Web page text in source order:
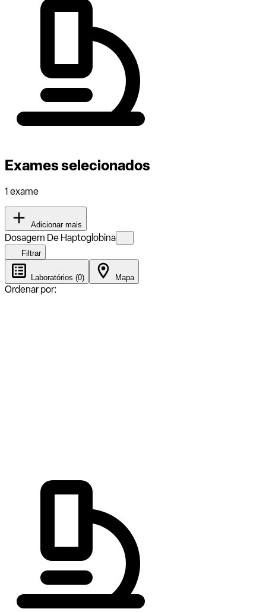
Exames selecionados
1 exame
Adicionar mais
Dosagem De Haptoglobina
Filtrar
Laboratórios (0) Mapa
Ordenar por: